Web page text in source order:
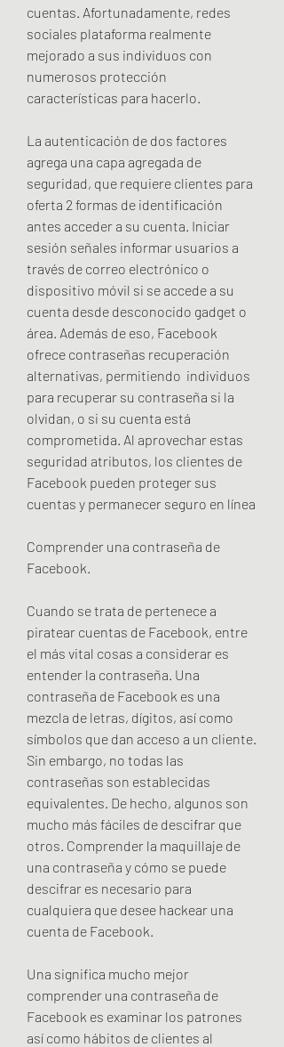
cuentas. Afortunadamente, redes
sociales plataforma realmente
mejorado a sus individuos con
numerosos protección
características para hacerlo.
La autenticación de dos factores
agrega una capa agregada de
seguridad, que requiere clientes para
oferta 2 formas de identificación
antes acceder a su cuenta. Iniciar
sesión señales informar usuarios a
través de correo electrónico o
dispositivo móvil si se accede a su
cuenta desde desconocido gadget o
área. Además de eso, Facebook
ofrece contraseñas recuperación
alternativas, permitiendo  individuos
para recuperar su contraseña si la
olvidan, o si su cuenta está
comprometida. Al aprovechar estas
seguridad atributos, los clientes de
Facebook pueden proteger sus
cuentas y permanecer seguro en línea
Comprender una contraseña de
Facebook.
Cuando se trata de pertenece a
piratear cuentas de Facebook, entre
el más vital cosas a considerar es
entender la contraseña. Una
contraseña de Facebook es una
mezcla de letras, dígitos, así como
símbolos que dan acceso a un cliente.
Sin embargo, no todas las
contraseñas son establecidas
equivalentes. De hecho, algunos son
mucho más fáciles de descifrar que
otros. Comprender la maquillaje de
una contraseña y cómo se puede
descifrar es necesario para
cualquiera que desee hackear una
cuenta de Facebook.
Una significa mucho mejor
comprender una contraseña de
Facebook es examinar los patrones
así como hábitos de clientes al